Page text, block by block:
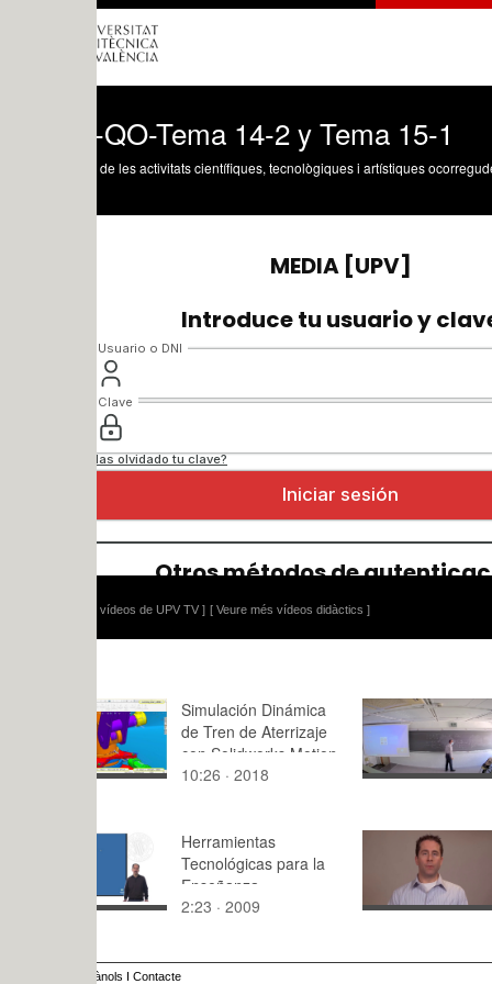
Tema 14-2 y Tema 15-1
les activitats científiques, tecnològiques i artístiques ocorregudes en els tres
vídeos de UPV TV ] [ Veure més vídeos didàctics ]
Simulación Dinámica
de Tren de Aterrizaje
con Solidworks Motion
v2017 - 02 de 12
10:26 · 2018
9.
de calor
9:34 · 2021
Herramientas
Tecnológicas para la
Enseñanza
2:23 · 2009
M15.
1:40 · 2022